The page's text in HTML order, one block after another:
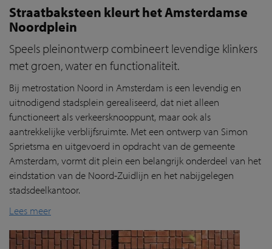
Straatbaksteen kleurt het Amsterdamse
Noordplein
Speels pleinontwerp combineert levendige klinkers
met groen, water en functionaliteit.
Bij metrostation Noord in Amsterdam is een levendig en
uitnodigend stadsplein gerealiseerd, dat niet alleen
functioneert als verkeersknooppunt, maar ook als
aantrekkelijke verblijfsruimte. Met een ontwerp van Simon
Sprietsma en uitgevoerd in opdracht van de gemeente
Amsterdam, vormt dit plein een belangrijk onderdeel van het
eindstation van de Noord-Zuidlijn en het nabijgelegen
stadsdeelkantoor.
Lees meer